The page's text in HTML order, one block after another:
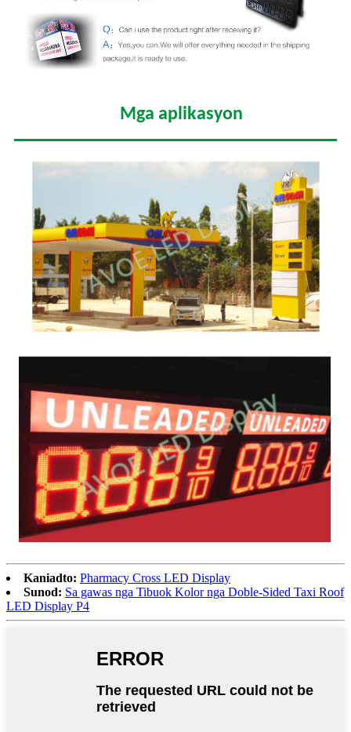
Mga aplikasyon
Kaniadto: Pharmacy Cross LED Display
Sunod: Sa gawas nga Tibuok Kolor nga Doble-Sided Taxi Roof
LED Display P4